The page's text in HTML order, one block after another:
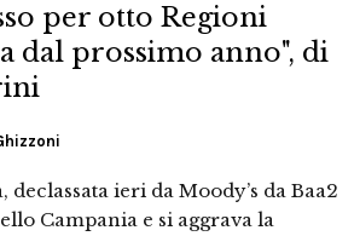
per otto Regioni
dal prossimo anno", di
ieri da Moody’s da Baa2
Campania e si aggrava la